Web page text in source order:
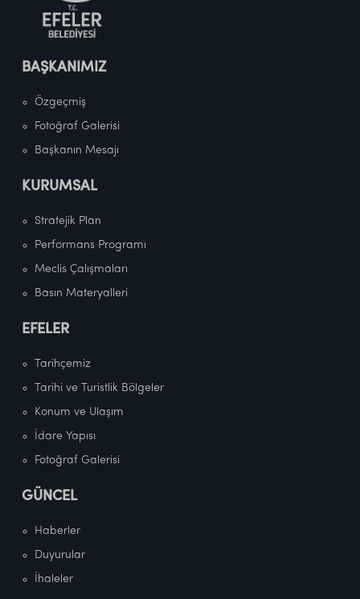
BAŞKANIMIZ
Özgeçmiş
Fotoğraf Galerisi
Başkanın Mesajı
KURUMSAL
Stratejik Plan
Performans Programı
Meclis Çalışmaları
Basın Materyalleri
EFELER
Tarihçemiz
Tarihi ve Turistlik Bölgeler
Konum ve Ulaşım
İdare Yapısı
Fotoğraf Galerisi
GÜNCEL
Haberler
Duyurular
İhaleler